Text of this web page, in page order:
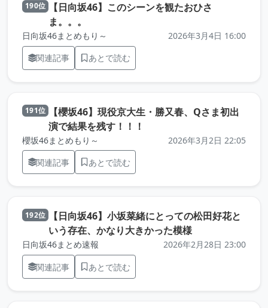
190位
【日向坂46】このシーンを観たおひさ
ま。。。
日向坂46まとめもり～
2026年3月4日 16:00
関連記事
あとで読む
191位
【櫻坂46】現役京大生・勝又春、Qさま初出
演で結果を残す！！！
櫻坂46まとめもり～
2026年3月2日 22:05
関連記事
あとで読む
192位
【日向坂46】小坂菜緒にとっての松田好花と
いう存在、かなり大きかった模様（元記事を新し
日向坂46まとめ速報
2026年2月28日 23:00
関連記事
あとで読む